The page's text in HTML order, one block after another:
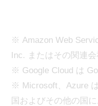
※ Amazon Web
Inc. またはその関連会
※ Google Cloud は
※ Microsoft、Azure
国およびその他の国